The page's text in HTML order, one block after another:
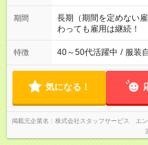
す。 ◎今よりもさらに
改革に全社をあげて取
期間
長期（期間を定めない
わっても雇用は継続！
特徴 40～50代活躍中 / 服装
気になる！
掲載元企業名
株式会社スタッフサービス エ